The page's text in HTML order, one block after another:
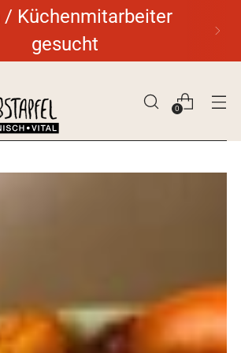
/ Küchenmitarbeiter
gesucht
0